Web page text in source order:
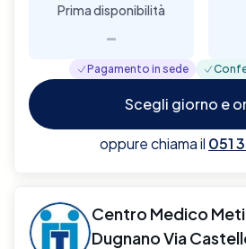
Prima disponibilità
-
Pagamento in sede
Scegli giorno e
oppure chiama il 051
Centro Medico
Dugnano Via